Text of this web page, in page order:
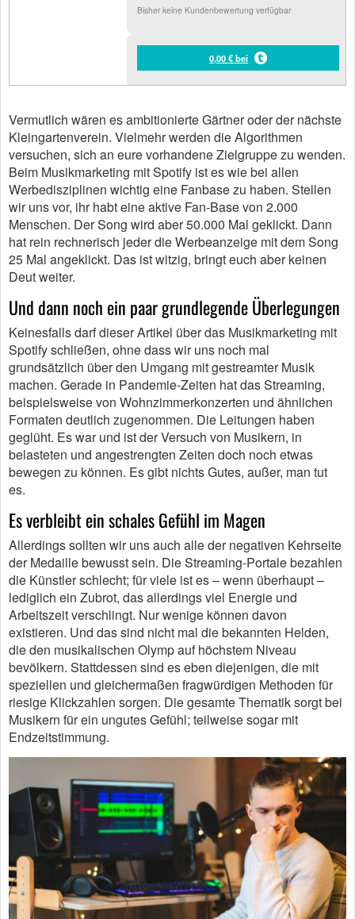
Bisher keine Kundenbewertung verfügbar
0,00 € bei
Vermutlich wären es ambitionierte Gärtner oder der nächste
Kleingartenverein. Vielmehr werden die Algorithmen
versuchen, sich an eure vorhandene Zielgruppe zu wenden.
Beim Musikmarketing mit Spotify ist es wie bei allen
Werbedisziplinen wichtig eine Fanbase zu haben. Stellen
wir uns vor, ihr habt eine aktive Fan-Base von 2.000
Menschen. Der Song wird aber 50.000 Mal geklickt. Dann
hat rein rechnerisch jeder die Werbeanzeige mit dem Song
25 Mal angeklickt. Das ist witzig, bringt euch aber keinen
Deut weiter.
Und dann noch ein paar grundlegende Überlegungen
Keinesfalls darf dieser Artikel über das Musikmarketing mit
Spotify schließen, ohne dass wir uns noch mal
grundsätzlich über den Umgang mit gestreamter Musik
machen. Gerade in Pandemie-Zeiten hat das Streaming,
beispielsweise von Wohnzimmerkonzerten und ähnlichen
Formaten deutlich zugenommen. Die Leitungen haben
geglüht. Es war und ist der Versuch von Musikern, in
belasteten und angestrengten Zeiten doch noch etwas
bewegen zu können. Es gibt nichts Gutes, außer, man tut
es.
Es verbleibt ein schales Gefühl im Magen
Allerdings sollten wir uns auch alle der negativen Kehrseite
der Medaille bewusst sein. Die Streaming-Portale bezahlen
die Künstler schlecht; für viele ist es – wenn überhaupt –
lediglich ein Zubrot, das allerdings viel Energie und
Arbeitszeit verschlingt. Nur wenige können davon
existieren. Und das sind nicht mal die bekannten Helden,
die den musikalischen Olymp auf höchstem Niveau
bevölkern. Stattdessen sind es eben diejenigen, die mit
speziellen und gleichermaßen fragwürdigen Methoden für
riesige Klickzahlen sorgen. Die gesamte Thematik sorgt bei
Musikern für ein ungutes Gefühl; teilweise sogar mit
Endzeitstimmung.